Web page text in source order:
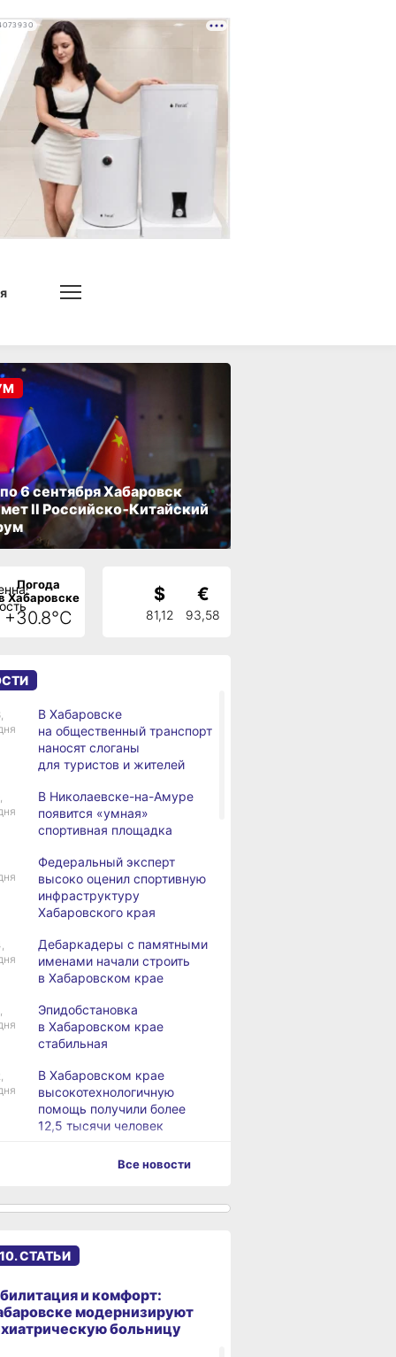
6 сентября Хабаровск
II Российско‑Китайский
Погода
Хабаровске
+30.8°C
$
81,12
€
93,58
В Хабаровске
на общественный транспорт
наносят слоганы
для туристов и жителей
В Николаевске-на-Амуре
появится «умная»
спортивная площадка
Федеральный эксперт
высоко оценил спортивную
инфраструктуру
Хабаровского края
Дебаркадеры с памятными
именами начали строить
в Хабаровском крае
Эпидобстановка
в Хабаровском крае
стабильная
В Хабаровском крае
высокотехнологичную
помощь получили более
12,5 тысячи человек
Уровень Амура
подниматься
Хабаровска обсудили
туристического налога
на благоустройство
За сутки в Хабаровском
Все новости
СТАТЬИ
и комфорт:
модернизируют
больницу